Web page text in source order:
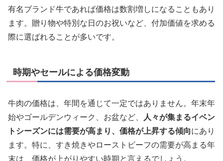
有名ブランド牛であれば価格は数割増しになることもあり
ます。贈り物や特別な日のお祝いなど、付加価値を求める
際に選ばれることが多いです。
時期やセールによる価格変動
牛肉の価格は、年間を通じて一定ではありません。年末年
始やゴールデンウィーク、お盆など、
人々が集まるイベン
トシーズンには需要が高まり、価格が上昇する傾向にあり
ます。特に、すき焼きやローストビーフの需要が高まる年
末は、価格が上がりやすい時期と言えるでしょう。